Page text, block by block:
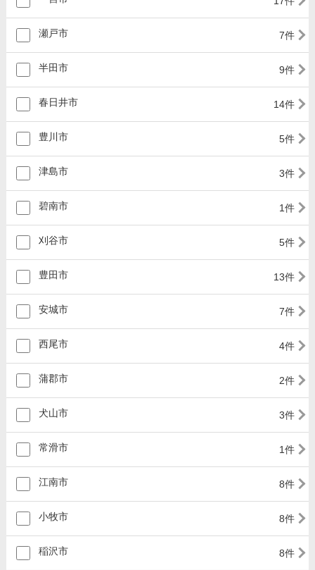
瀬戸市 7件
半田市 9件
春日井市 14件
豊川市 5件
津島市 3件
碧南市 1件
刈谷市 5件
豊田市 13件
安城市 7件
西尾市 4件
蒲郡市 2件
犬山市 3件
常滑市 1件
江南市 8件
小牧市 8件
稲沢市 8件